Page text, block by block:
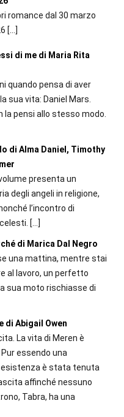
romance dal 30 marzo
[…]
di me di Maria Rita
quando pensa di aver
sua vita: Daniel Mars.
la pensi allo stesso modo.
di Alma Daniel, Timothy
presenta un
degli angeli in religione,
l’incontro di
[…]
di Marica Dal Negro
una mattina, mentre stai
al lavoro, un perfetto
sua moto rischiasse di
di Abigail Owen
La vita di Meren è
essendo una
esistenza è stata tenuta
affinché nessuno
Tabra, ha una